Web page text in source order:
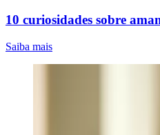
10 curiosidades sobre
Saiba mais